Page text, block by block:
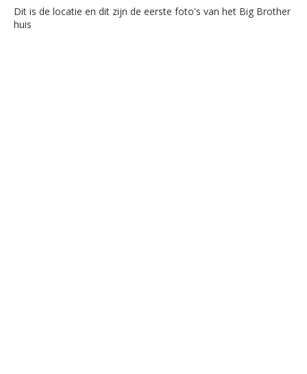
Dit is de locatie en dit zijn de eerste foto's van het Big Brother
huis